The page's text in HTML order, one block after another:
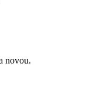
novou.